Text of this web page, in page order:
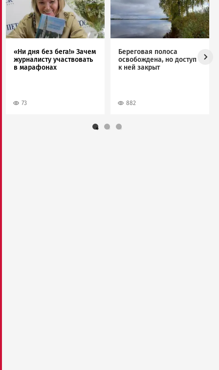
«Ни дня без бега!» Зачем
журналисту участвовать
в марафонах
73
Береговая полоса
освобождена, но доступ
к ней закрыт
882